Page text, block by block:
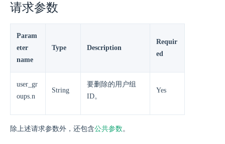
请求参数
Param
eter
name
Type Description
Requir
ed
user_gr
oups.n
String
要删除的用户组
ID。
Yes
除上述请求参数外，还包含公共参数。